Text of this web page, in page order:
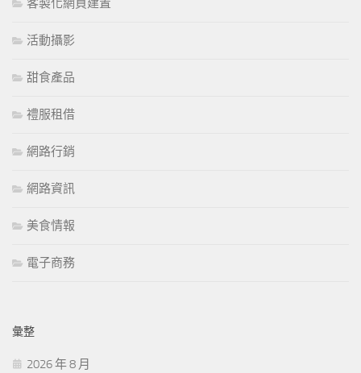
客製化網頁建置
活動攝影
甜食產品
禮服租借
網路行銷
網路資訊
美食情報
電子商務
彙整
2026 年 8 月